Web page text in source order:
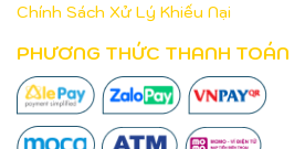
Chính Sách Xử Lý Khiếu Nại
PHƯƠNG THỨC THANH TOÁN